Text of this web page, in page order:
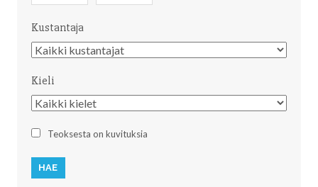
Kustantaja
Kustantaja
Kieli
Kieli
Teoksesta on kuvituksia